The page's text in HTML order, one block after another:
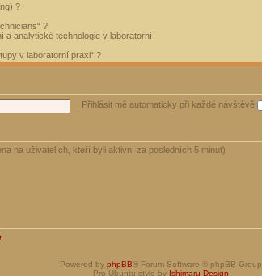
?
?
a analytické technologie v laboratorní
v laboratorní praxi“ ?
Přihlásit mě automaticky při každé návštěvě
na uživatelích, kteří byli aktivní za posledních 5 minut)
Powered by phpBB® Forum Software © phpBB Group
Pro Ubuntu style by Ishimaru Design